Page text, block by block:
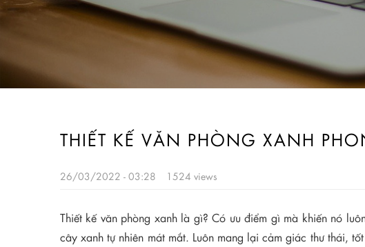
THIẾT KẾ VĂN PHÒNG XANH
26/03/2022 - 03:28 1524 views
Thiết kế văn phòng xanh là gì? Có ưu điểm gì mà khiến nó
cây xanh tự nhiên mát mắt. Luôn mang lại cảm giác thư thái,